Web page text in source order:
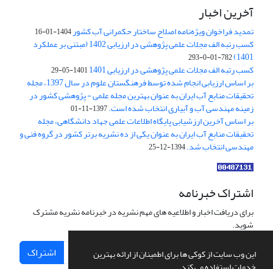
این وب سایت از کوکی ها برای اطمینان از ارائه بهترین
آخرین اخبار
تمدید فراخوان ویژه‌نامه اصلاح ساختار حکمرانی آب کشور1404-01-16
کسب رتبه الف مجلات علمی پژوهشی در ارزیابی 1402 (مبتنی بر عملکرد
1401)
782-01-0-293
کسب رتبه الف مجلات علمی پژوهشی در ارزیابی 1401 1401-05-29
بر اساس ارزیابی انجام شده توسط فرهنگستان علوم در سال 1397، مجله
تحقیقات منابع آب ایران به عنوان بهترین مجله علمی - پژوهشی کشور در
زمینه مهندسی آب و آبیاری انتخاب شده است.1397-11-01
بر اساس آخرین ارزشیابی پایگاه اطلاعات علمی جهاد دانشگاهی، مجله
تحقیقات منابع آب ایران به عنوان یکی از ده نشریه برتر کشور در گروه فنی و
مهندسی انتخاب شد.1394-12-25
اشتراک خبرنامه
برای دریافت اخبار و اطلاعیه های مهم نشریه در خبرنامه نشریه مشترک
شوید.
اشتراک